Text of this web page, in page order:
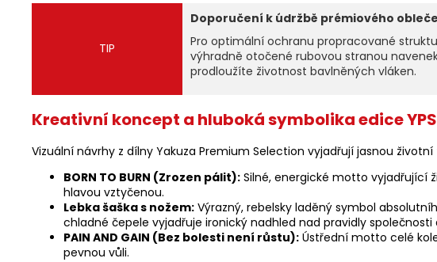
TIP
Doporučení k údržbě prémiového
Pro optimální ochranu propracované
výhradně otočené rubovou stranou
prodloužíte životnost bavlněných vláken.
Kreativní koncept a hluboká symbolika edice YPS
Vizuální návrhy z dílny Yakuza Premium Selection vyjadřují jasnou
BORN TO BURN (Zrozen pálit): Silné, energické motto vyjadřující
hlavou vztyčenou.
Lebka šaška s nožem: Výrazný, rebelsky laděný symbol
chladné čepele vyjadřuje ironický nadhled nad pravidly společnosti
PAIN AND GAIN (Bez bolesti není růstu): Ústřední motto celé
pevnou vůli.